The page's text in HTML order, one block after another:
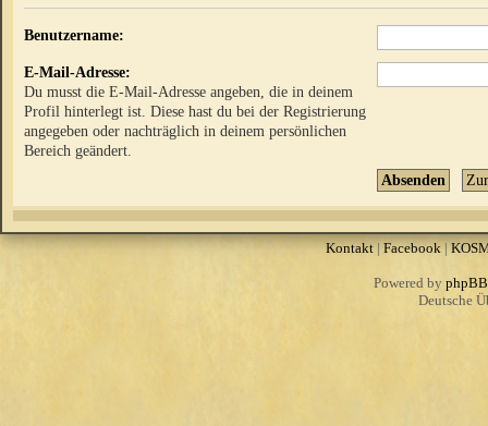
Benutzername:
E-Mail-Adresse:
Du musst die E-Mail-Adresse angeben, die in deinem
Profil hinterlegt ist. Diese hast du bei der Registrierung
angegeben oder nachträglich in deinem persönlichen
Bereich geändert.
Kontakt| Facebook |
Powered by phpBB
Deutsche